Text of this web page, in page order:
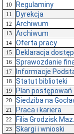
10
Regulaminy
11
Dyrekcja
12
Archiwum
13
Archiwum
14
Oferta pracy
15
Deklaracja
16
Sprawozdanie
17
Informacje
18
Statut biblioteki
19
Plan postępowań
20
Siedziba na
21
Praca i kariera
22
Filia Grodzisk Maz.
23
Skargi i wnioski